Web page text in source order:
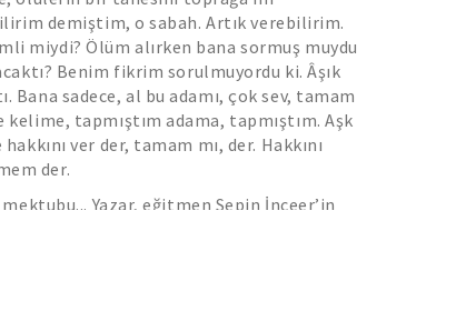
demiştim, o sabah. Artık verebilirim.
miydi? Ölüm alırken bana sormuş muydu
Benim fikrim sorulmuyordu ki. Âşık
Bana sadece, al bu adamı, çok sev, tamam
kelime, tapmıştım adama, tapmıştım. Aşk
ver der, tamam mı, der. Hakkını
der.
mektubu... Yazar, eğitmen Sepin İnceer’in